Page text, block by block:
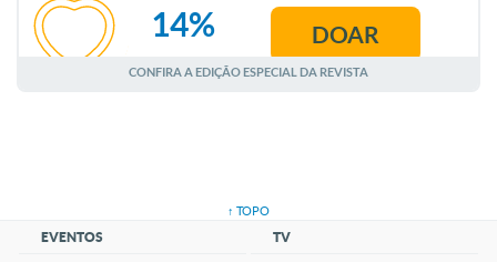
AGOSTO
14% DOAR
CONFIRA A EDIÇÃO ESPECIAL DA REVISTA
↑ TOPO
EVENTOS TV